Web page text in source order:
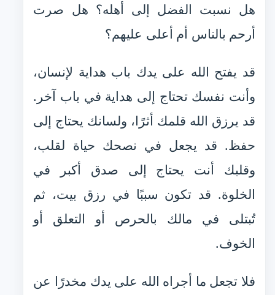
هل نسبت الفضل إلى أهله؟ هل صرت
أرحم بالناس أم أعلى عليهم؟
قد يفتح الله على يدك باب هداية لإنسان،
وأنت نفسك تحتاج إلى هداية في باب آخر.
قد يرزق الله قلمك أثرًا، ولسانك يحتاج إلى
حفظ. قد يجعل في نصحك حياة لقلب،
وقلبك أنت يحتاج إلى صدق أكبر في
الخلوة. قد تكون سببًا في رزق بيت، ثم
تُبتلى في مالك بالحرص أو التعلق أو
الخوف.
فلا تجعل ما أجراه الله على يدك مخدرًا عن